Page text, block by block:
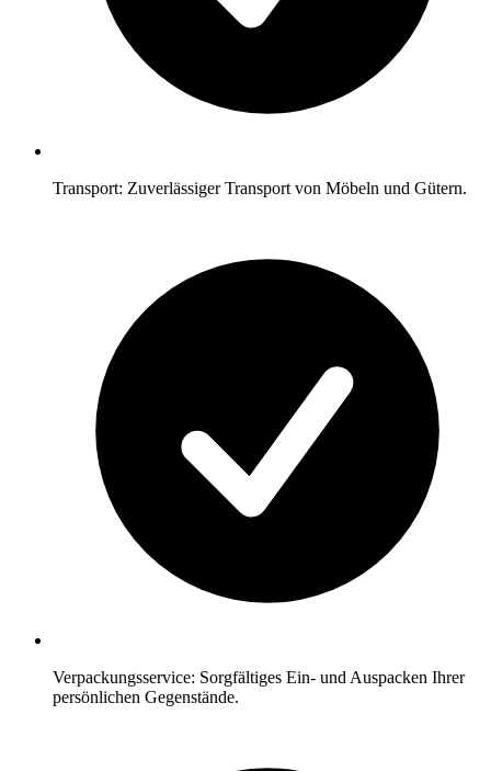
Transport: Zuverlässiger Transport von Möbeln und Gütern.
Verpackungsservice: Sorgfältiges Ein- und Auspacken Ihrer
persönlichen Gegenstände.